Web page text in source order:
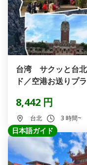
台湾 サクッと台
ド／空港お送りプ
8,442 円
台北 3 時間~
日本語ガイド